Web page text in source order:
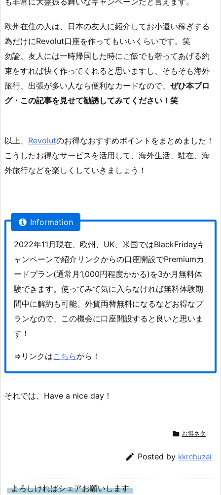
欧州在住の人は、日本の友人に紹介してお小遣い稼ぎする
為だけにRevolut口座を作ってもいいくらいです。笑
勿論、友人には一時帰国した時にご飯でも奢ってあげる約
束をすれば快く作ってくれると思いますし、そもそも海外
旅行、出張が多い人なら便利なカードなので、 ぜひ本ブロ
グ・この記事を見せて勧誘してみてください！笑
以上、 Revolutのお得なおすすめポイントをまとめました！
こうしたお得なサービスを活用して、海外生活、駐在、海
外旅行などを楽しくしていきましょう！
Information
2022年11月現在、欧州、UK、米国ではBlackFridayキ
ャンペーンで紹介リンクからの口座開設でPremiumカ
ードプラン(通常月1,000円程度かかる)を3か月無料体
験できます。使ってみて気に入らなければ無料体験期
間中に解約も可能。外貨両替無料になるなどお得なプ
ランなので、この機会に口座開設すると良いと思いま
す！
⇒リンクはこちらから！
それでは、Have a nice day！
 お得ネタ
 Posted by kkrchuzai
よろしければシェアお願いします